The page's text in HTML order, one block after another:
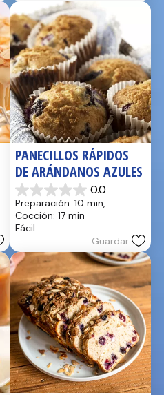
reseñas
PANECILLOS RÁPIDOS
DE ARÁNDANOS AZULES
0.0
0.0
de
5
estrellas.
Preparación: 10 min,
Cocción: 17 min
Fácil
Guardar